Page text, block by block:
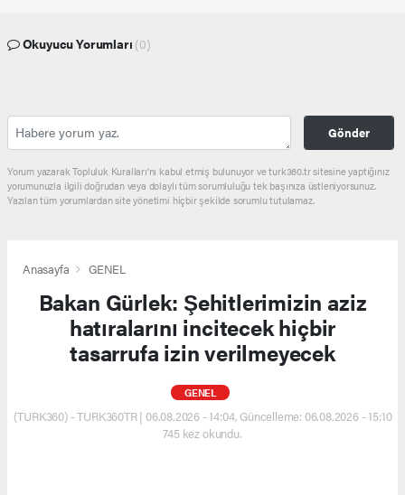
Okuyucu Yorumları (0)
Gönder
Yorum yazarak Topluluk Kuralları’nı kabul etmiş bulunuyor ve turk360.tr sitesine yaptığınız
yorumunuzla ilgili doğrudan veya dolaylı tüm sorumluluğu tek başınıza üstleniyorsunuz.
Yazılan tüm yorumlardan site yönetimi hiçbir şekilde sorumlu tutulamaz.
Anasayfa GENEL
Bakan Gürlek: Şehitlerimizin aziz
hatıralarını incitecek hiçbir
tasarrufa izin verilmeyecek
GENEL
(TURK360) - TURK360TR | 06.08.2026 - 14:04, Güncelleme: 06.08.2026 - 15:10
745 kez okundu.